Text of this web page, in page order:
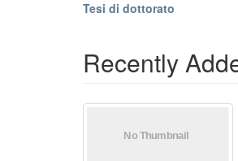
Tesi di dottorato
Recently